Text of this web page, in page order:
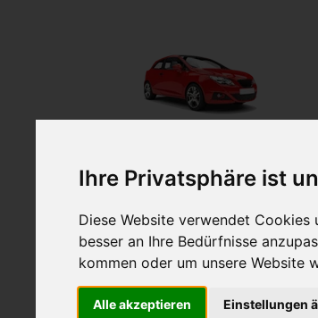
Ihre Privatsphäre ist
Diese Website verwendet Cookies
besser an Ihre Bedürfnisse
kommen oder um unsere Website
Alle akzeptieren Einstellungen
Auto verkaufen
Online Auto
Auf Wunsch